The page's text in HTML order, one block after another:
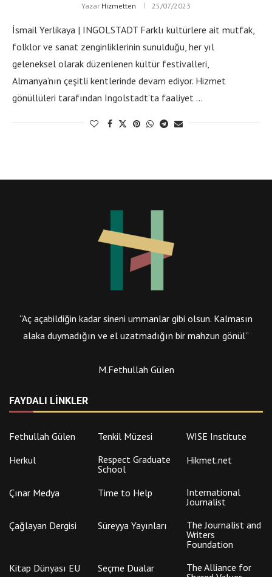
Yazar Hizmetten 25/07/2023
İsmail Yerlikaya | INGOLSTADT Farklı kültürlere ait mutfak,
folklor ve sanat zenginliklerinin sunulduğu, her yıl
geleneksel olarak düzenlenen kültür festivalleri,
Almanya’nın çeşitli kentlerinde devam ediyor. Hizmet
gönüllüleri tarafından Ingolstadt’ta faaliyet …
“Aç açabildiğin kadar sineni ummanlar gibi olsun. Kalmasın
alaka duymadığın ve el uzatmadığın bir mahzun gönül”
M.Fethullah Gülen
FAYDALI LINKLER
Fethullah Gülen Tenkil Müzesi
WISE Institute
Herkul
Respect Graduate
School
Hikmet.net
Çınar Medya Time to Help
International
Journalist
Çağlayan Dergisi
Süreyya Yayınları
The Journalist and
Writers
Foundation
Kitap Dünyası EU
Seçme Dualar
The Alliance for